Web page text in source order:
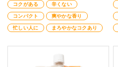
コクがある
辛くない
コンパクト
爽やかな香り
忙しい人に
まろやかなコクあり